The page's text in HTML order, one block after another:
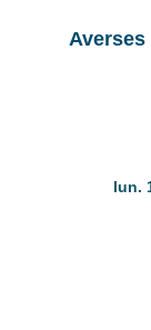
Averses
lun.